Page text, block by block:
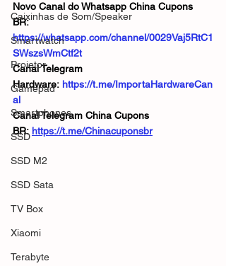
Caixinhas de Som/Speaker
Smartwatch
Projetor
Gamepad
Smartphones
SSD
SSD M2
SSD Sata
TV Box
Xiaomi
Terabyte
Novo Canal do Whatsapp China Cupons
BR:
https://whatsapp.com/channel/0029Vaj5RtC1
SWszsWmCtf2t
Canal Telegram
Hardware: https://t.me/ImportaHardwareCan
al
Canal Telegram China Cupons
BR: https://t.me/Chinacuponsbr